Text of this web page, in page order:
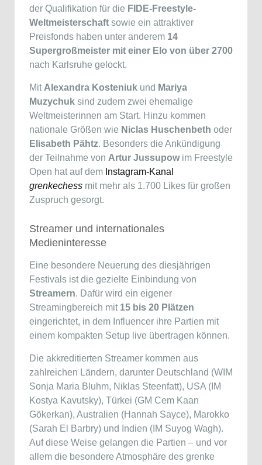
der Qualifikation für die FIDE-Freestyle-
Weltmeisterschaft sowie ein attraktiver
Preisfonds haben unter anderem 14
Supergroßmeister mit einer Elo von über 2700
nach Karlsruhe gelockt.
Mit Alexandra Kosteniuk und Mariya
Muzychuk sind zudem zwei ehemalige
Weltmeisterinnen am Start. Hinzu kommen
nationale Größen wie Niclas Huschenbeth oder
Elisabeth Pähtz. Besonders die Ankündigung
der Teilnahme von Artur Jussupowim Freestyle
Open hat auf dem Instagram-Kanal
grenkechess mit mehr als 1.700 Likes für großen
Zuspruch gesorgt.
Streamer und internationales
Medieninteresse
Eine besondere Neuerung des diesjährigen
Festivals ist die gezielte Einbindung von
Streamern. Dafür wird ein eigener
Streamingbereich mit 15 bis 20 Plätzen
eingerichtet, in dem Influencer ihre Partien mit
einem kompakten Setup live übertragen können.
Die akkreditierten Streamer kommen aus
zahlreichen Ländern, darunter Deutschland (WIM
Sonja Maria Bluhm, Niklas Steenfatt), USA (IM
Kostya Kavutsky), Türkei (GM Cem Kaan
Gökerkan), Australien (Hannah Sayce), Marokko
(Sarah El Barbry) und Indien (IM Suyog Wagh).
Auf diese Weise gelangen die Partien – und vor
allem die besondere Atmosphäre des grenke